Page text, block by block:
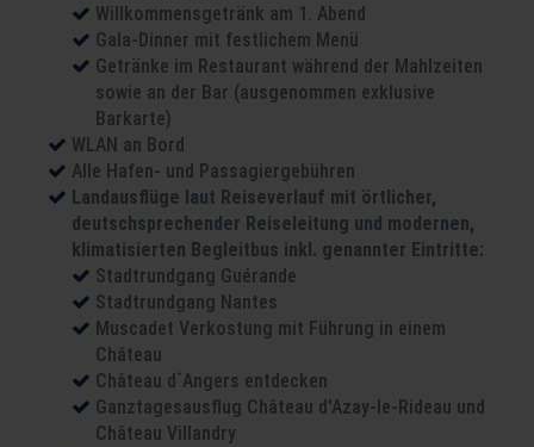
Willkommensgetränk am 1. Abend
Gala-Dinner mit festlichem Menü
Getränke im Restaurant während der Mahlzeiten
sowie an der Bar (ausgenommen exklusive
Barkarte)
WLAN an Bord
Alle Hafen- und Passagiergebühren
Landausflüge laut Reiseverlauf mit örtlicher,
deutschsprechender Reiseleitung und modernen,
klimatisierten Begleitbus inkl. genannter Eintritte:
Stadtrundgang Guérande
Stadtrundgang Nantes
Muscadet Verkostung mit Führung in einem
Château
Château d´Angers entdecken
Ganztagesausflug Château d'Azay-le-Rideau und
Château Villandry